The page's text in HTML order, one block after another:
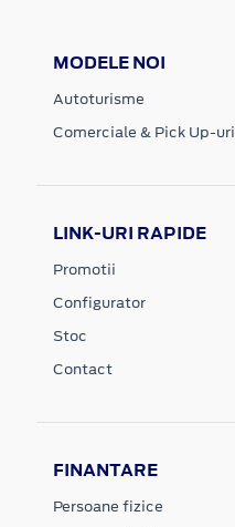
MODELE NOI
Autoturisme
Comerciale & Pick Up-uri
LINK-URI RAPIDE
Promotii
Configurator
Stoc
Contact
FINANTARE
Persoane fizice